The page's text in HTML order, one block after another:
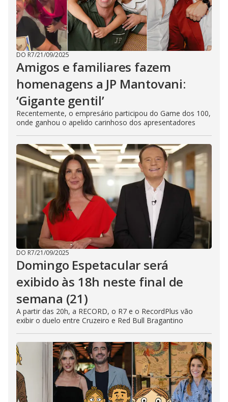
DO R7/21/09/2025
Amigos e familiares fazem
homenagens a JP Mantovani:
‘Gigante gentil’
Recentemente, o empresário participou do Game dos 100,
onde ganhou o apelido carinhoso dos apresentadores
DO R7/21/09/2025
Domingo Espetacular será
exibido às 18h neste final de
semana (21)
A partir das 20h, a RECORD, o R7 e o RecordPlus vão
exibir o duelo entre Cruzeiro e Red Bull Bragantino